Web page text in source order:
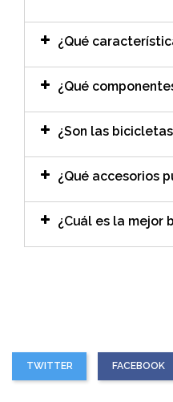
¿Qué
¿Qué
¿Son las
¿Qué accesorios
¿Cuál es la mejor
TWITTER FACEBOOK